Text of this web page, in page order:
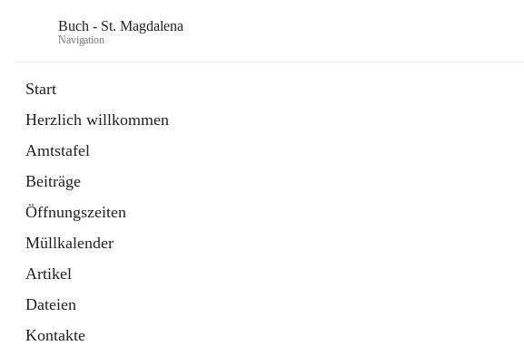
Buch - St. Magdalena
Navigation
Start
Herzlich willkommen
Amtstafel
Beiträge
Öffnungszeiten
Müllkalender
Artikel
Dateien
Kontakte